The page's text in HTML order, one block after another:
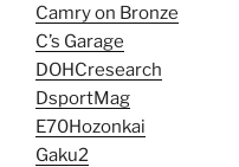
Camry on Bronze
C’s Garage
DOHCresearch
DsportMag
E70Hozonkai
Gaku2